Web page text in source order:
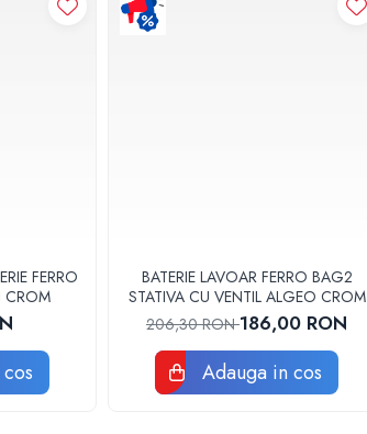
FERRO
CROM
BATERIE LAVOAR FERRO BAG2
STATIVA CU VENTIL ALGEO CROM
206,30 RON186,00 RON
Adauga in cos